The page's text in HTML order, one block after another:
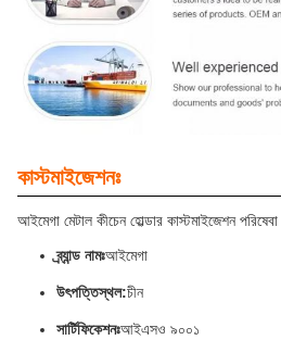
কাস্টমাইজেশনঃ
আইমেগা মেটাল কীচেন হোল্ডার কাস্টমাইজেশন পরিষেবা
ব্র্যান্ড নামঃআইমেগা
উৎপত্তিস্থল:চীন
সার্টিফিকেশনঃআইএসও ৯০০১